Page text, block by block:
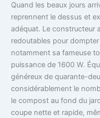
Quand les beaux jours
reprennent le dessus et
adéquat. Le constructeur
redoutables pour
notamment sa fameuse
puissance de 1600 W.
généreux de quarante-
considérablement le
le compost au fond du
coupe nette et rapide,